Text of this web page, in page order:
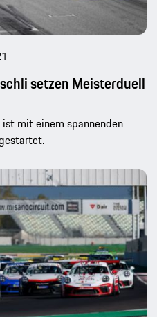
setzen Meisterduell
ist mit einem spannenden